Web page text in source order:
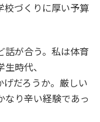
校づくりに厚い予算
話が合う。私は体育
時代、
だろうか。厳しい
なり辛い経験であっ